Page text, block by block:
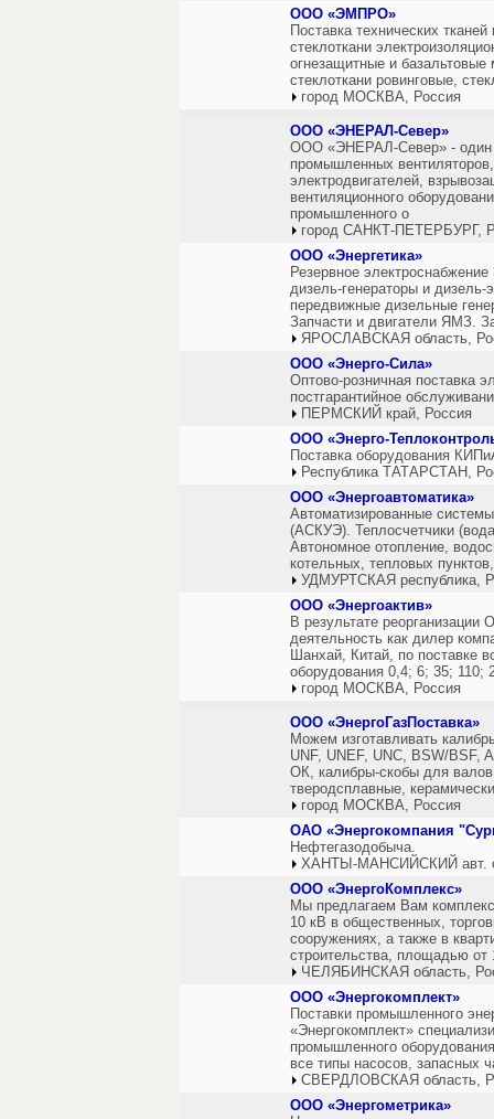
ООО «ЭМПРО»
Поставка технических
стеклоткани
огнезащитные и
стеклоткани ровинговые,
город МОСКВА, Россия
ООО «ЭНЕРАЛ-Север»
ООО «ЭНЕРАЛ-Север» - один
промышленных
электродвигателей,
вентиляционного
промышленного о
город САНКТ-ПЕТЕРБУРГ,
ООО «Энергетика»
Резервное
дизель-генераторы и дизель-
передвижные дизельные
Запчасти и двигатели ЯМЗ.
ЯРОСЛАВСКАЯ область,
ООО «Энерго-Сила»
Оптово-розничная поставка
постгарантийное
ПЕРМСКИЙ край, Россия
ООО «Энерго-
Поставка оборудования
Республика ТАТАРСТАН,
ООО «Энергоавтоматика»
Автоматизированные
(АСКУЭ). Теплосчетчики
Автономное отопление,
котельных, тепловых
УДМУРТСКАЯ республика,
ООО «Энергоактив»
В результате
деятельность как дилер
Шанхай, Китай, по поставке
оборудования 0,4; 6; 35; 110;
город МОСКВА, Россия
ООО «ЭнергоГазПоставка»
Можем изготавливать
UNF, UNEF, UNC, BSW/BSF,
ОК, калибры-скобы для
тверодсплавные,
город МОСКВА, Россия
ОАО «Энергокомпания
Нефтегазодобыча.
ХАНТЫ-МАНСИЙСКИЙ авт.
ООО «ЭнергоКомплекс»
Мы предлагаем Вам
10 кВ в общественных,
сооружениях, а также в
строительства, площадью от
ЧЕЛЯБИНСКАЯ область,
ООО «Энергокомплект»
Поставки промышленного
«Энергокомплект»
промышленного
все типы насосов, запасных
СВЕРДЛОВСКАЯ область,
ООО «Энергометрика»